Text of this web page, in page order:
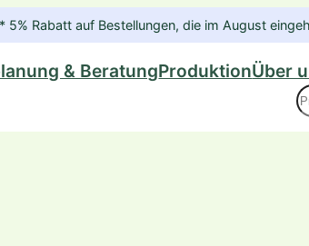
5% Rabatt auf Bestellungen, die im August
& BeratungProduktionÜber